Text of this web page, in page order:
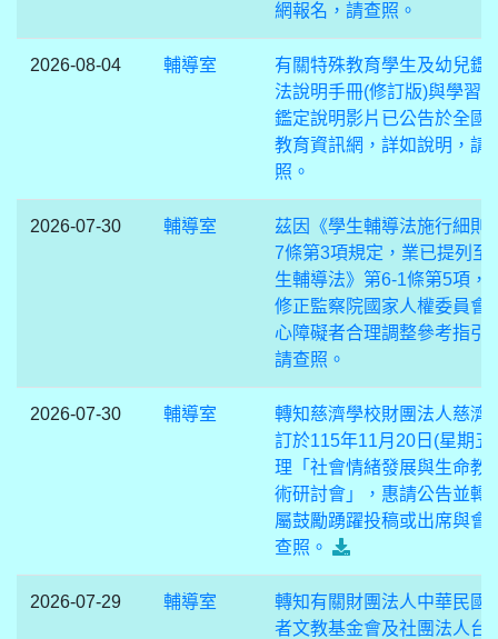
網報名，請查照。
2026-08-04 輔導室
有關特殊教育學生及幼兒鑑
法說明手冊(修訂版)與學習
鑑定說明影片已公告於全國
教育資訊網，詳如說明，請
照。
2026-07-30 輔導室
茲因《學生輔導法施行細則
7條第3項規定，業已提列至
生輔導法》第6-1條第5項，
修正監察院國家人權委員會
心障礙者合理調整參考指引
請查照。
2026-07-30 輔導室
轉知慈濟學校財團法人慈濟
訂於115年11月20日(星期五
理「社會情緒發展與生命教
術研討會」，惠請公告並轉
屬鼓勵踴躍投稿或出席與會
查照。
2026-07-29 輔導室
轉知有關財團法人中華民國
者文教基金會及社團法人台